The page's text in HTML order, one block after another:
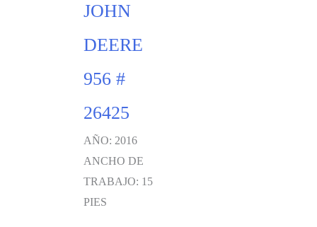
JOHN
DEERE
956 #
26425
AÑO: 2016
ANCHO DE
TRABAJO: 15
PIES